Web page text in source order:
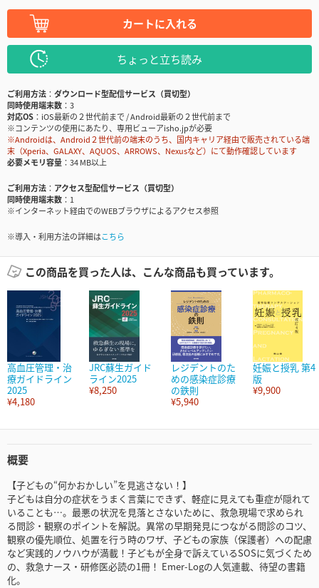
カートに入れる
ちょっと立ち読み
ご利用方法
ダウンロード型配信サービス（買切型）
同時使用端末数
3
対応OS
iOS最新の２世代前まで / Android最新の２世代前まで
※コンテンツの使用にあたり、専用ビューアisho.jpが必要
※Androidは、Android２世代前の端末のうち、国内キャリア経由で販売されている端
末（Xperia、GALAXY、AQUOS、ARROWS、Nexusなど）にて動作確認しています
必要メモリ容量
34 MB以上
ご利用方法
アクセス型配信サービス（買切型）
同時使用端末数
1
※インターネット経由でのWEBブラウザによるアクセス参照
※導入・利用方法の詳細はこちら
この商品を買った人は、こんな商品も買っています。
高血圧管理・治
療ガイドライン
2025
¥4,180
JRC蘇生ガイド
ライン2025
¥8,250
レジデントのた
めの感染症診療
の鉄則
¥5,940
妊娠と授乳 第4
版
¥9,900
概要
【子どもの“何かおかしい”を見逃さない！】
子どもは自分の症状をうまく言葉にできず、軽症に見えても重症が隠れて
いることも…。最悪の状況を見落とさないために、救急現場で求められ
る問診・観察のポイントを解説。異常の早期発見につながる問診のコツ、
観察の優先順位、処置を行う時のワザ、子どもの家族（保護者）への配慮
など実践的ノウハウが満載！子どもが全身で訴えているSOSに気づくため
の、救急ナース・研修医必読の1冊！ Emer-Logの人気連載、待望の書籍
化。